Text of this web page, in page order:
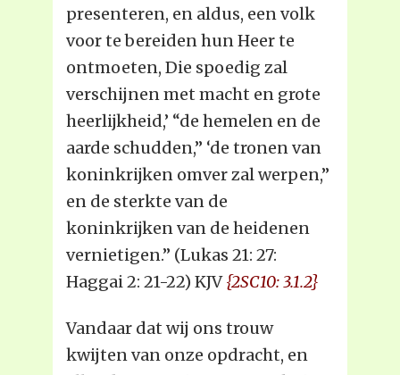
presenteren, en aldus, een volk
voor te bereiden hun Heer te
ontmoeten, Die spoedig zal
verschijnen met macht en grote
heerlijkheid,’ “de hemelen en de
aarde schudden,” ‘de tronen van
koninkrijken omver zal werpen,”
en de sterkte van de
koninkrijken van de heidenen
vernietigen.” (Lukas 21: 27:
Haggai 2: 21-22) KJV{2SC10: 3.1.2}
Vandaar dat wij ons trouw
kwijten van onze opdracht, en